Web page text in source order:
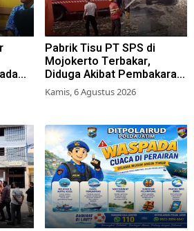
Pabrik Tisu PT SPS di
Mojokerto Terbakar,
Diduga Akibat Pembakaran
Lahan Tebu
Kamis, 6 Agustus 2026